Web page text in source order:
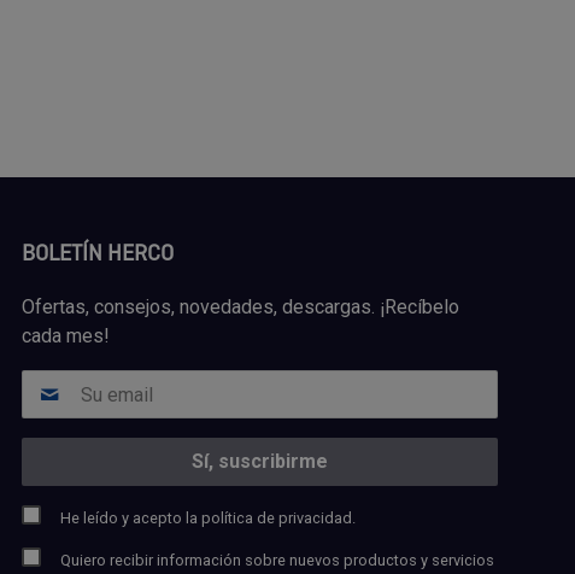
BOLETÍN HERCO
Ofertas, consejos, novedades, descargas. ¡Recíbelo
cada mes!
He leído y acepto la política de privacidad.
Quiero recibir información sobre nuevos productos y servicios